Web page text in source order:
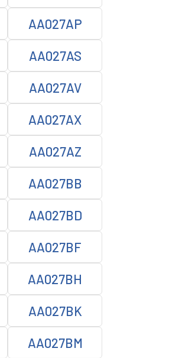
AA027AP
AA027AS
AA027AV
AA027AX
AA027AZ
AA027BB
AA027BD
AA027BF
AA027BH
AA027BK
AA027BM